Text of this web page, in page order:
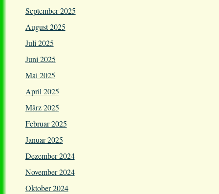
September 2025
August 2025
Juli 2025
Juni 2025
Mai 2025
April 2025
März 2025
Februar 2025
Januar 2025
Dezember 2024
November 2024
Oktober 2024